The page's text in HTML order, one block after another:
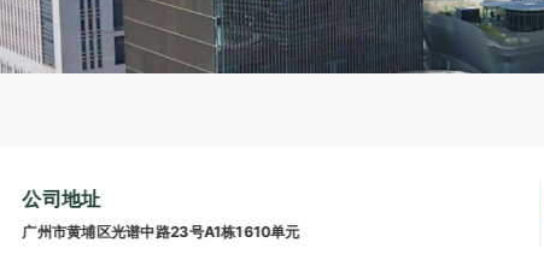
公司地址
广州市黄埔区光谱中路23号A1栋1610单元